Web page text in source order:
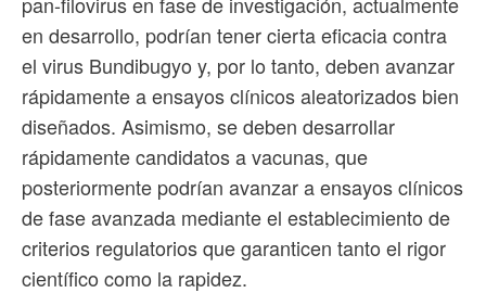
en desarrollo, podrían tener cierta eficacia contra
el virus Bundibugyo y, por lo tanto, deben avanzar
rápidamente a ensayos clínicos aleatorizados bien
diseñados. Asimismo, se deben desarrollar
rápidamente candidatos a vacunas, que
posteriormente podrían avanzar a ensayos clínicos
de fase avanzada mediante el establecimiento de
criterios regulatorios que garanticen tanto el rigor
científico como la rapidez.